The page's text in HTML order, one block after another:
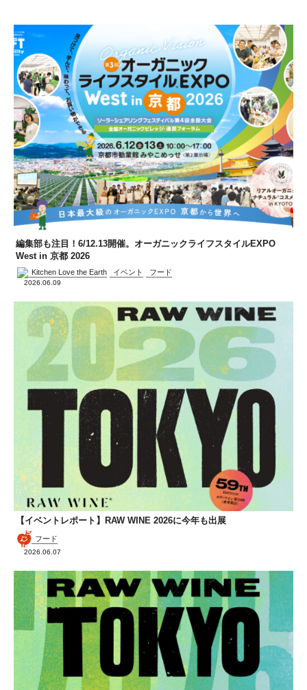
編集部も注目！6/12.13開催。オーガニックライフスタイルEXPO
West in 京都 2026
Kitchen Love the Earth イベント フード
2026.06.09
【イベントレポート】RAW WINE 2026に今年も出展
フード
2026.06.07